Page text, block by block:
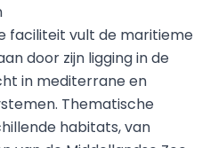
faciliteit vult de maritieme
door zijn ligging in de
in mediterrane en
Thematische
habitats, van